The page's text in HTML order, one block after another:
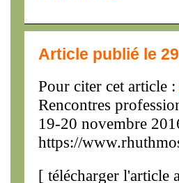
Article publié le
Pour citer cet article :
Rencontres
19-20 novembre
https://
[ télécharger l'article